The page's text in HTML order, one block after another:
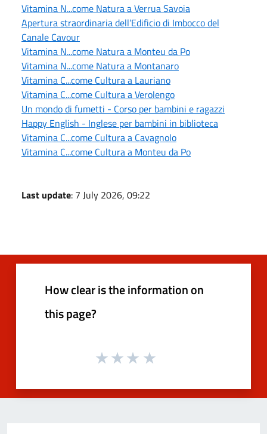
Vitamina N...come Natura a Verrua Savoia
Apertura straordinaria dell’Edificio di Imbocco del
Canale Cavour
Vitamina N...come Natura a Monteu da Po
Vitamina N...come Natura a Montanaro
Vitamina C...come Cultura a Lauriano
Vitamina C...come Cultura a Verolengo
Un mondo di fumetti - Corso per bambini e ragazzi
Happy English - Inglese per bambini in biblioteca
Vitamina C...come Cultura a Cavagnolo
Vitamina C...come Cultura a Monteu da Po
Last update: 7 July 2026, 09:22
How clear is the information on
this page?